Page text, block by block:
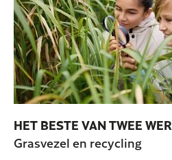
HET BESTE VAN TWEE
Grasvezel en recycling